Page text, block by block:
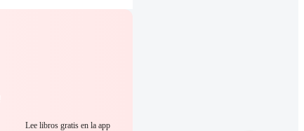
Lee libros gratis en la app